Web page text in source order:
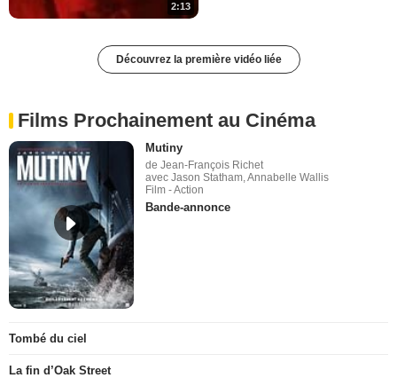
2:13
Découvrez la première vidéo liée
Films Prochainement au Cinéma
Mutiny
de Jean-François Richet
avec Jason Statham, Annabelle Wallis
Film - Action
Bande-annonce
Tombé du ciel
La fin d’Oak Street